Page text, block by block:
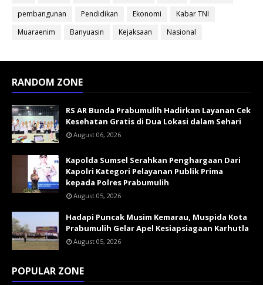
pembangunan
Pendidikan Ekonomi
Kabar TNI
Muaraenim
Banyuasin Kejaksaan Nasional
RANDOM ZONE
RS AR Bunda Prabumulih Hadirkan Layanan Cek
Kesehatan Gratis di Dua Lokasi dalam Sehari
August 06, 2026
Kapolda Sumsel Serahkan Penghargaan Dari
Kapolri Kategori Pelayanan Publik Prima
kepada Polres Prabumulih
August 05, 2026
Hadapi Puncak Musim Kemarau, Muspida Kota
Prabumulih Gelar Apel Kesiapsiagaan Karhutla
August 05, 2026
POPULAR ZONE